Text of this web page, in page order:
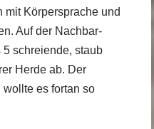
mit Körpersprache und
Auf der Nachbar-
schreiende, staub
Herde ab. Der
es fortan so